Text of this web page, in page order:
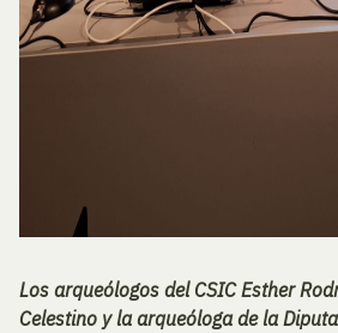
Los arqueólogos del CSIC Esther
Celestino y la arqueóloga de la